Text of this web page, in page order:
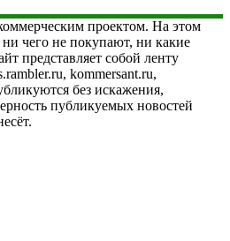
проектом. На этом
чего не покупают, ни какие
представляет собой ленту
kommersant.ru,
без искажения,
публикуемых новостей